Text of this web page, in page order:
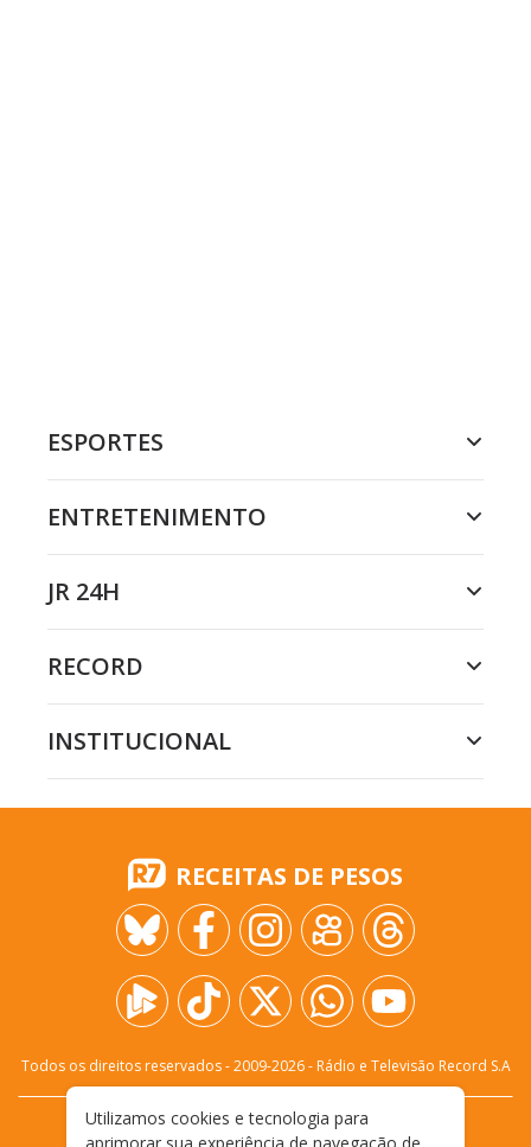
ESPORTES
ENTRETENIMENTO
JR 24H
RECORD
INSTITUCIONAL
RECEITAS DE PESOS
Todos os direitos reservados - 2009-2026- Rádio e Televisão Record S.A
FALE CONOSCO PRIVACIDADE
Utilizamos cookies e tecnologia para